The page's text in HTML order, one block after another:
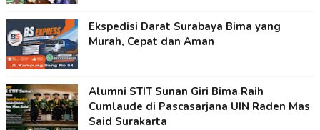
Ekspedisi Darat Surabaya Bima yang
Murah, Cepat dan Aman
Alumni STIT Sunan Giri Bima Raih
Cumlaude di Pascasarjana UIN Raden Mas
Said Surakarta